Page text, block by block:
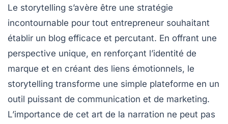
Le storytelling s’avère être une stratégie
incontournable pour tout entrepreneur souhaitant
établir un blog efficace et percutant. En offrant une
perspective unique, en renforçant l’identité de
marque et en créant des liens émotionnels, le
storytelling transforme une simple plateforme en un
outil puissant de communication et de marketing.
L’importance de cet art de la narration ne peut pas